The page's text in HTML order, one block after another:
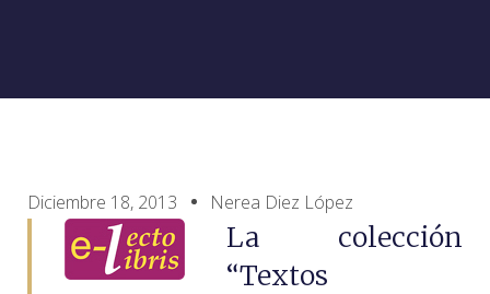
Diciembre 18, 2013 Nerea Diez López
La colección
“Textos